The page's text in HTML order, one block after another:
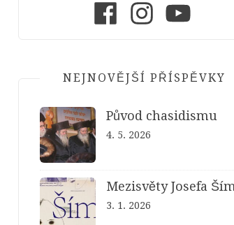
NEJNOVĚJŠÍ PŘÍSPĚVKY
Původ chasidismu
4. 5. 2026
Mezisvěty Josefa
3. 1. 2026